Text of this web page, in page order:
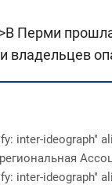
Перми
владельцев
inter-ideograph"
inter-ideograph"